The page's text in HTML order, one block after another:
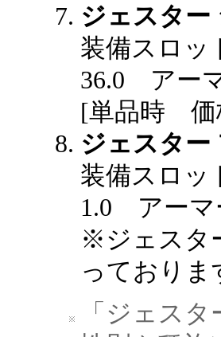
ジェスター
装備スロ
36.0 アー
[単品時 価
ジェスター
装備スロ
1.0 アー
※ジェスタ
っておりま
「ジェス